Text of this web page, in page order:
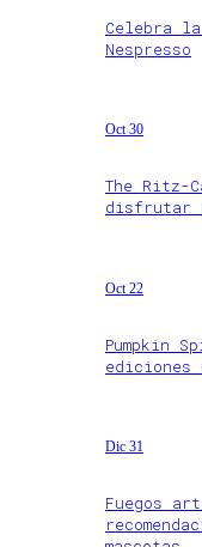
Celebra
Nespresso
Oct 30
The Ritz-
disfrutar
Oct 22
Pumpkin
ediciones
Dic 31
Fuegos